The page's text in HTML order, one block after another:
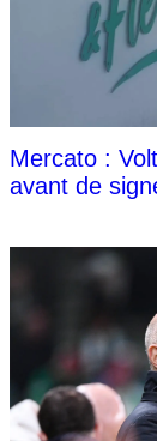
Mercato :
avant de